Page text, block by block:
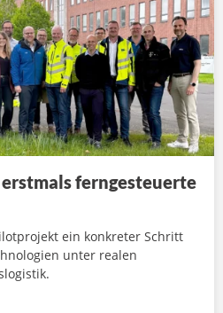
ferngesteuerte
ein konkreter Schritt
unter realen